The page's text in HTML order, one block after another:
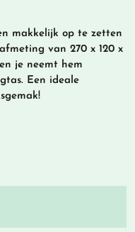
makkelijk op te zetten
van 270 x 120 x
je neemt hem
Een ideale